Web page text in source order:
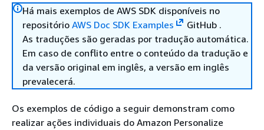
Há mais exemplos de AWS SDK disponíveis no
repositório AWS Doc SDK Examples
GitHub .
As traduções são geradas por tradução automática.
Em caso de conflito entre o conteúdo da tradução e
da versão original em inglês, a versão em inglês
prevalecerá.
Os exemplos de código a seguir demonstram como
realizar ações individuais do Amazon Personalize